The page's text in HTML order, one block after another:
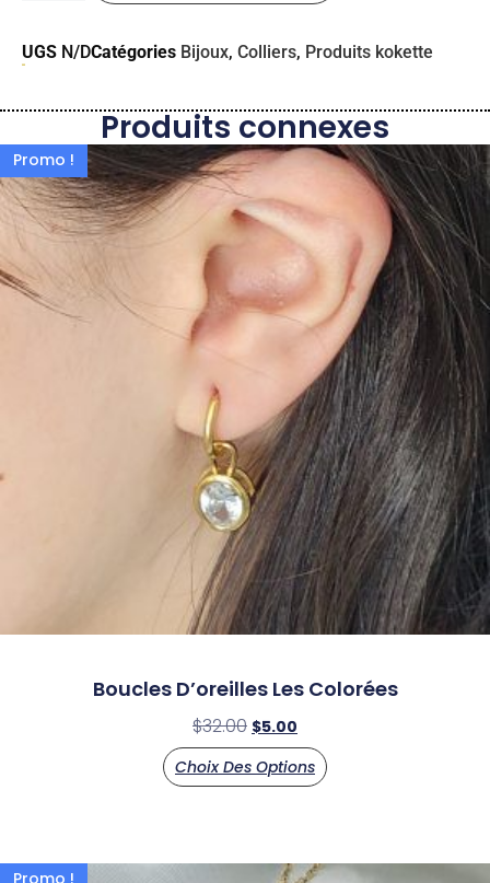
UGS N/DCatégories Bijoux, Colliers, Produits kokette
Produits connexes
Promo !
Boucles D’oreilles Les Colorées
$32.00 $5.00
Choix Des Options
Promo !